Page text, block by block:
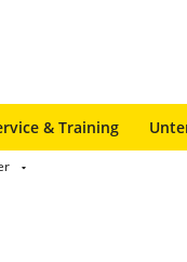
& Training